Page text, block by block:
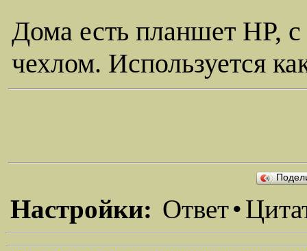
Дома есть планшет HP,
чехлом. Используется
Настройки: Ответ•